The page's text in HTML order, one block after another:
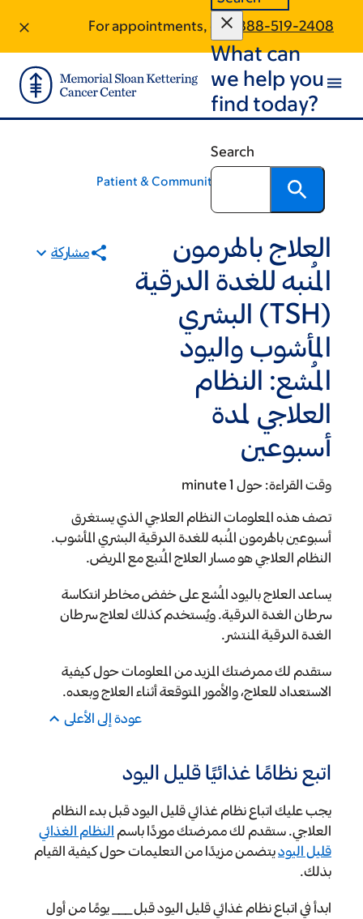
main
footer
For appointments, call: 888-519-2408
What can
we help you
find today?
Search
Patient & Community Education
العلاج بالهرمون
المُنبه للغدة الدرقية
(TSH) البشري
المأشوب واليود
المُشع: النظام
العلاجي لمدة
أسبوعين
مشاركة
وقت القراءة: حول 1 minute
تصف هذه المعلومات النظام العلاجي الذي يستغرق
أسبوعين بالهرمون المُنبه للغدة الدرقية البشري المأشوب.
النظام العلاجي هو مسار العلاج المُتبع مع المريض.
يساعد العلاج باليود المُشع على خفض مخاطر انتكاسة
سرطان الغدة الدرقية. ويُستخدم كذلك لعلاج سرطان
الغدة الدرقية المنتشر.
ستقدم لك ممرضتك المزيد من المعلومات حول كيفية
الاستعداد للعلاج، والأمور المتوقعة أثناء العلاج وبعده.
عودة إلى الأعلى
اتبع نظامًا غذائيًا قليل اليود
يجب عليك اتباع نظام غذائي قليل اليود قبل بدء النظام
العلاجي. ستقدم لك ممرضتك موردًا باسم النظام الغذائي
قليل اليوديتضمن مزيدًا من التعليمات حول كيفية القيام
بذلك.
ابدأ في اتباع نظام غذائي قليل اليود قبل ___ يومًا من أول